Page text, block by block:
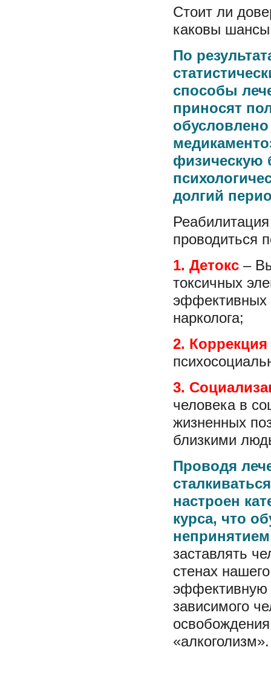
Стоит ли
каковы шансы
По
способы
приносят
физическую
долгий
проводиться
1. Детокс –
токсичных
эффективных
нарколога;
2.
3.
человека в
жизненных
близкими
Проводя
настроен
курса, что
заставлять
стенах
эффективную
зависимого
«алкоголизм».